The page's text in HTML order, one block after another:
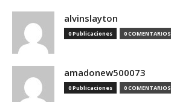
alvinslayton
0 Publicaciones 0 COMENTARIOS
amadonew500073
0 Publicaciones 0 COMENTARIOS